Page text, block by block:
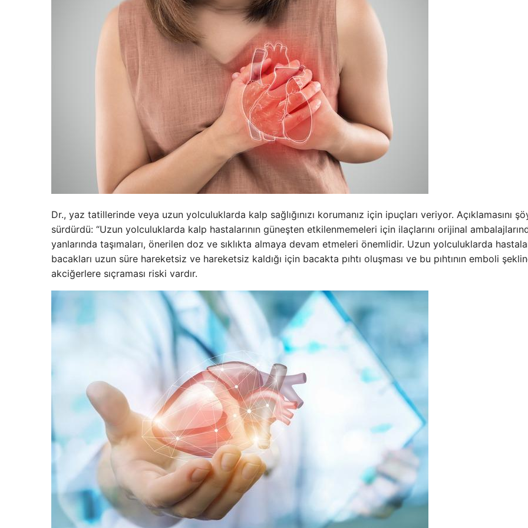
Dr., yaz tatillerinde veya uzun yolculuklarda kalp sağlığınızı korumanız için ipuçları veriyor. Açıklamasını
sürdürdü: “Uzun yolculuklarda kalp hastalarının güneşten etkilenmemeleri için ilaçlarını orijinal
yanlarında taşımaları, önerilen doz ve sıklıkta almaya devam etmeleri önemlidir. Uzun yolculuklarda
bacakları uzun süre hareketsiz ve hareketsiz kaldığı için bacakta pıhtı oluşması ve bu pıhtının emboli
akciğerlere sıçraması riski vardır.